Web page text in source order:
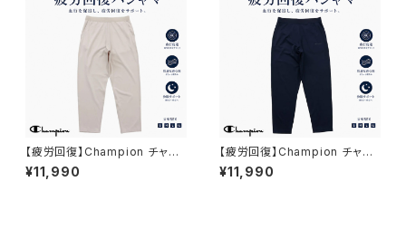
【疲労回復】Champion チャン
ピオン｜リカバリーウェア ロン
グパンツ｜ユニセックス 血行促
¥11,990
【疲労回復】Champion チャン
ピオン｜リカバリーウェア ロン
グパンツ｜ユニセックス 血行促
¥11,990